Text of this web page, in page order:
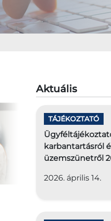
Aktuális
TÁJÉKOZTATÓ
karbantartásról
üzemszünetről
2026. április 14.